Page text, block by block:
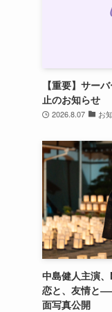
【重要】サー
止のお知らせ
2026.8.07 お
中島健人主演
恋と、友情と
面写真公開